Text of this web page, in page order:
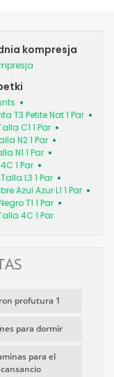
kompresja
T3 Petite Nat 1 Par
C1 1 Par
N2 1 Par
N1 1 Par
1 Par
L3 1 Par
Azul Azur L1 1 Par
T1 1 Par
4C 1 Par
profutura 1
para dormir
para el
cansancio